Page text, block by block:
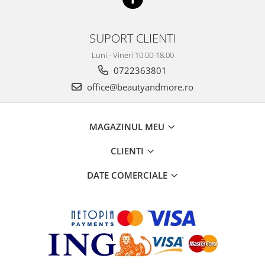
SUPORT CLIENTI
Luni - Vineri 10.00-18.00
0722363801
office@beautyandmore.ro
MAGAZINUL MEU
CLIENTI
DATE COMERCIALE